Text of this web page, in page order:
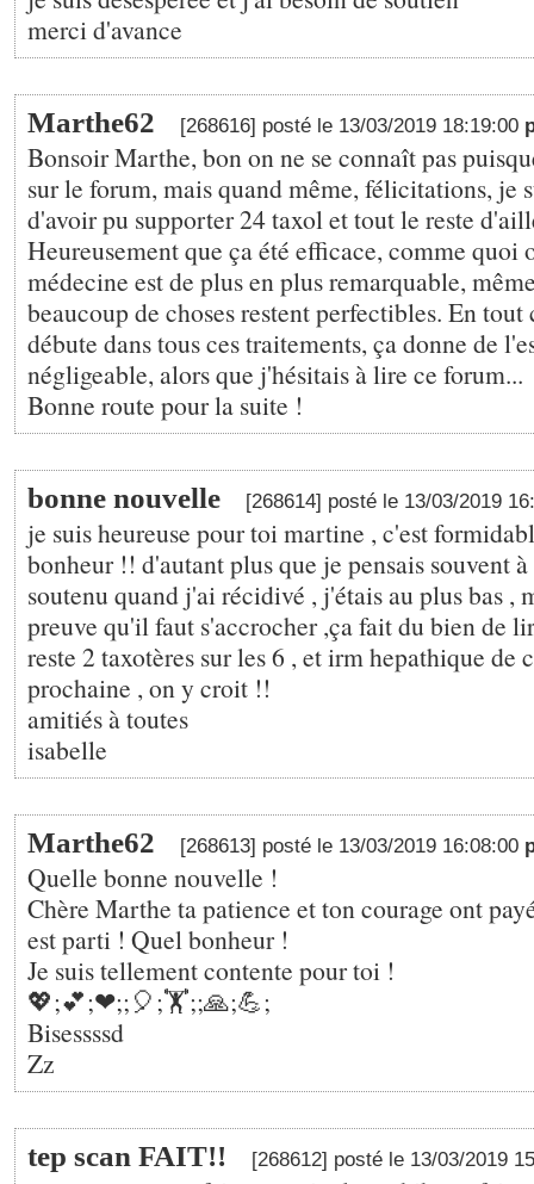
merci d'avance
Marthe62 [268616] posté le 13/03/2019 18:19:00
Bonsoir Marthe, bon on ne se connaît pas
sur le forum, mais quand même, félicitations, je
d'avoir pu supporter 24 taxol et tout le reste
Heureusement que ça été efficace, comme quoi
médecine est de plus en plus remarquable,
beaucoup de choses restent perfectibles. En
débute dans tous ces traitements, ça donne de
négligeable, alors que j'hésitais à lire ce forum...
Bonne route pour la suite !
bonne nouvelle [268614] posté le 13/03/2019
je suis heureuse pour toi martine , c'est
bonheur !! d'autant plus que je pensais souvent
soutenu quand j'ai récidivé , j'étais au plus bas ,
preuve qu'il faut s'accrocher ,ça fait du bien de
reste 2 taxotères sur les 6 , et irm hepathique de
prochaine , on y croit !!
amitiés à toutes
isabelle
Marthe62 [268613] posté le 13/03/2019 16:08:00
Quelle bonne nouvelle !
Chère Marthe ta patience et ton courage ont
est parti ! Quel bonheur !
Je suis tellement contente pour toi !
💖;💕;❤;️;🎈;🏋;️;🙏;💪;
Bisessssd
Zz
tep scan FAIT!! [268612] posté le 13/03/2019